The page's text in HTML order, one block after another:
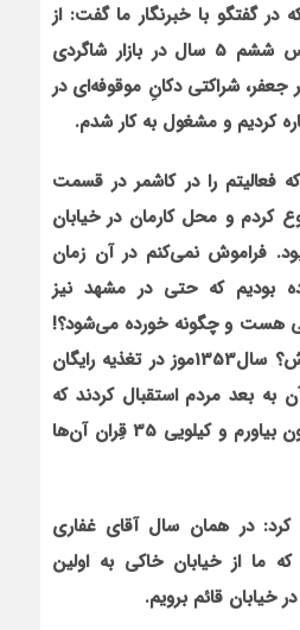
گفتگو با خبرنگار ما گفت: از
کودکی پس از اتمام کلاس ششم 5 سال در بازار شاگردی
جعفر، شراکتی دکانِ موقوفه‌ایدر
کردیم و مشغول به کار شدم.
سال1350بود که فعالیتم را در کاشمر در قسمت
کردم و محل کارمان در خیابان
فراموش نمی‌کنم در آن زمان
بودیم که حتی در مشهد نیز
هست و چگونه خورده می‌شود؟!
زردش بهتر است یا سبزش؟ سال1353موز در تغذیه رایگان
به بعد مردم استقبال کردند که
توانستم در هر بار 5 کارتون بیاورم و کیلویی 35 قِران آن‌ها
در همان سال آقای غفاری
ما از خیابان خاکی به اولین
خیابان قائم برویم.